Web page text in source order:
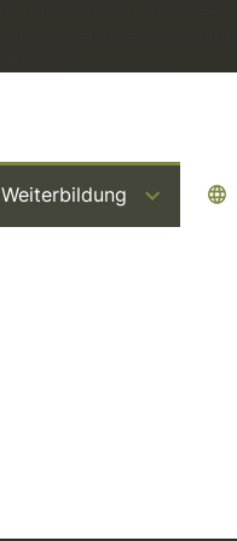
Weiterbildung